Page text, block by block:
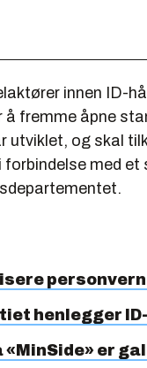
innen ID-
fremme åpne
utviklet, og skal
med
henlegger
«MinSide» er